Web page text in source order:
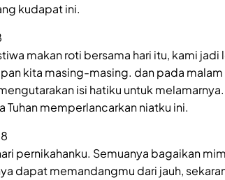
kudapat ini.
makan roti bersama hari itu, kami
kita masing-masing. dan pada
isi hatiku untuk
Tuhan memperlancarkan niatku ini.
pernikahanku. Semuanya bagaikan
dapat memandangmu dari jauh,